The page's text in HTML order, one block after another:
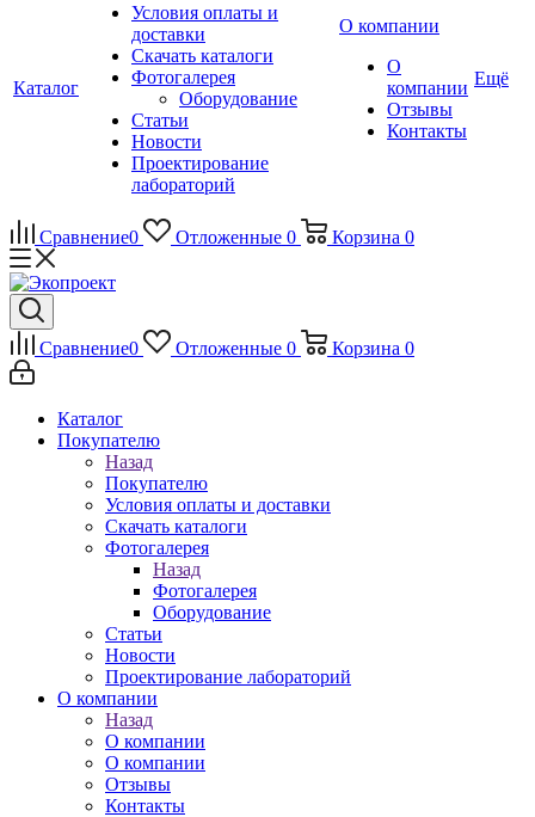
Каталог
Условия оплаты и
доставки
Скачать каталоги
Фотогалерея
Оборудование
Статьи
Новости
Проектирование
лабораторий
О компании
О
компании
Отзывы
Контакты
Ещё
Сравнение0 Отложенные 0 Корзина 0
Сравнение0 Отложенные 0 Корзина 0
Каталог
Покупателю
Назад
Покупателю
Условия оплаты и доставки
Скачать каталоги
Фотогалерея
Назад
Фотогалерея
Оборудование
Статьи
Новости
Проектирование лабораторий
О компании
Назад
О компании
О компании
Отзывы
Контакты